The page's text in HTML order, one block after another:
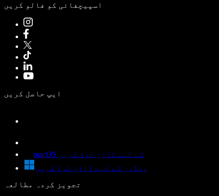
اسپیچفائی کو فالو کریں
ایپ حاصل کریں
macOS کے لیے ڈاؤن لوڈ کریں
ونڈوز کے لیے ڈاؤن لوڈ کریں
تجویز کردہ مطالعہ